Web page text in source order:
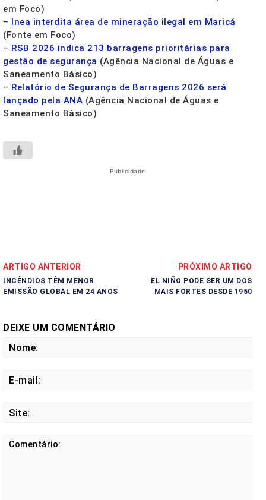
em Foco)
– Inea interdita área de mineração ilegal em Maricá
(Fonte em Foco)
– RSB 2026 indica 213 barragens prioritárias para
gestão de segurança (Agência Nacional de Águas e
Saneamento Básico)
– Relatório de Segurança de Barragens 2026 será
lançado pela ANA (Agência Nacional de Águas e
Saneamento Básico)
Publicidade
ARTIGO ANTERIOR
INCÊNDIOS TÊM MENOR
EMISSÃO GLOBAL EM 24 ANOS
PRÓXIMO ARTIGO
EL NIÑO PODE SER UM DOS
MAIS FORTES DESDE 1950
DEIXE UM COMENTÁRIO